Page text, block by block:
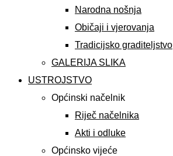
Narodna nošnja
Običaji i vjerovanja
Tradicijsko graditeljstvo
GALERIJA SLIKA
USTROJSTVO
Općinski načelnik
Riječ načelnika
Akti i odluke
Općinsko vijeće